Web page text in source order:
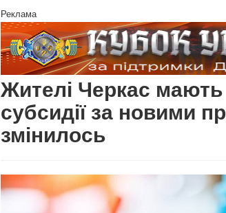
Реклама
Жителі Черкас
субсидії за новими
змінилось